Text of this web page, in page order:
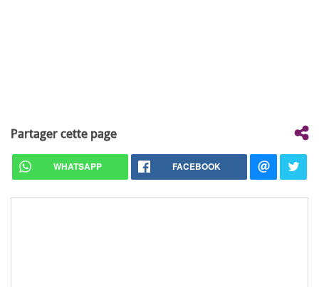
Partager cette page
WHATSAPP FACEBOOK